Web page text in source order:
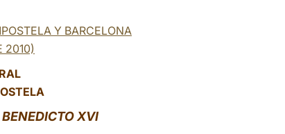
Y BARCELONA
2010)
XVI